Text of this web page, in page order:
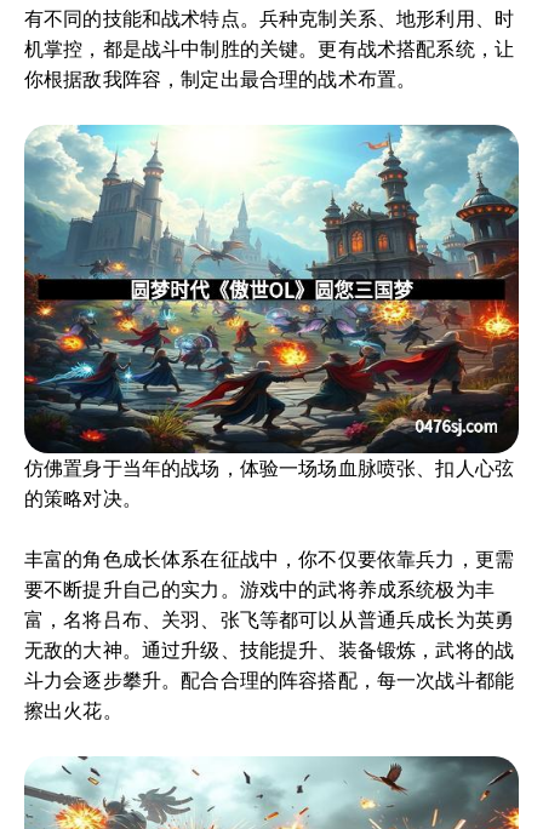
有不同的技能和战术特点。兵种克制关系、地形利用、时
机掌控，都是战斗中制胜的关键。更有战术搭配系统，让
你根据敌我阵容，制定出最合理的战术布置。
仿佛置身于当年的战场，体验一场场血脉喷张、扣人心弦
的策略对决。
丰富的角色成长体系在征战中，你不仅要依靠兵力，更需
要不断提升自己的实力。游戏中的武将养成系统极为丰
富，名将吕布、关羽、张飞等都可以从普通兵成长为英勇
无敌的大神。通过升级、技能提升、装备锻炼，武将的战
斗力会逐步攀升。配合合理的阵容搭配，每一次战斗都能
擦出火花。